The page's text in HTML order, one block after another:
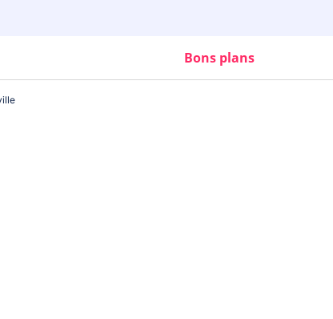
Bons plans